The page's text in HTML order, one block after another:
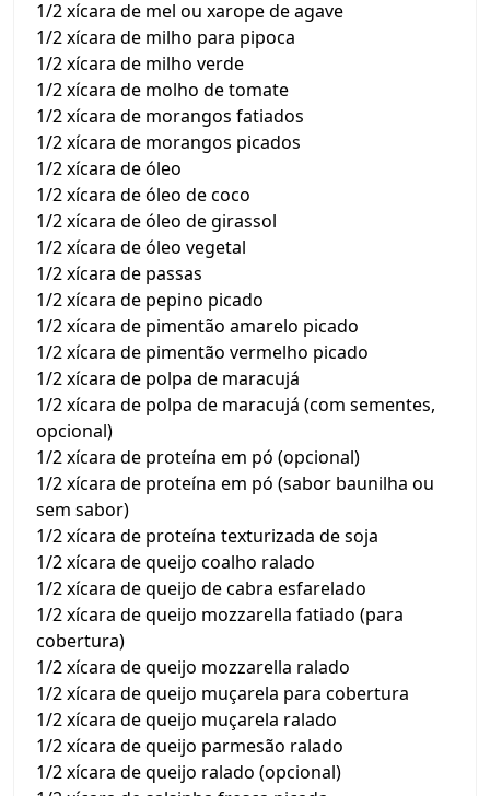
1/2 xícara de mel ou xarope de agave
1/2 xícara de milho para pipoca
1/2 xícara de milho verde
1/2 xícara de molho de tomate
1/2 xícara de morangos fatiados
1/2 xícara de morangos picados
1/2 xícara de óleo
1/2 xícara de óleo de coco
1/2 xícara de óleo de girassol
1/2 xícara de óleo vegetal
1/2 xícara de passas
1/2 xícara de pepino picado
1/2 xícara de pimentão amarelo picado
1/2 xícara de pimentão vermelho picado
1/2 xícara de polpa de maracujá
1/2 xícara de polpa de maracujá (com sementes,
opcional)
1/2 xícara de proteína em pó (opcional)
1/2 xícara de proteína em pó (sabor baunilha ou
sem sabor)
1/2 xícara de proteína texturizada de soja
1/2 xícara de queijo coalho ralado
1/2 xícara de queijo de cabra esfarelado
1/2 xícara de queijo mozzarella fatiado (para
cobertura)
1/2 xícara de queijo mozzarella ralado
1/2 xícara de queijo muçarela para cobertura
1/2 xícara de queijo muçarela ralado
1/2 xícara de queijo parmesão ralado
1/2 xícara de queijo ralado (opcional)